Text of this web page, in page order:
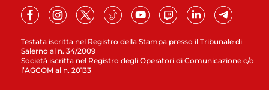
Testata iscritta nel Registro della Stampa presso il Tribunale di
Salerno al n. 34/2009
Società iscritta nel Registro degli Operatori di Comunicazione c/o
l’AGCOM al n. 20133